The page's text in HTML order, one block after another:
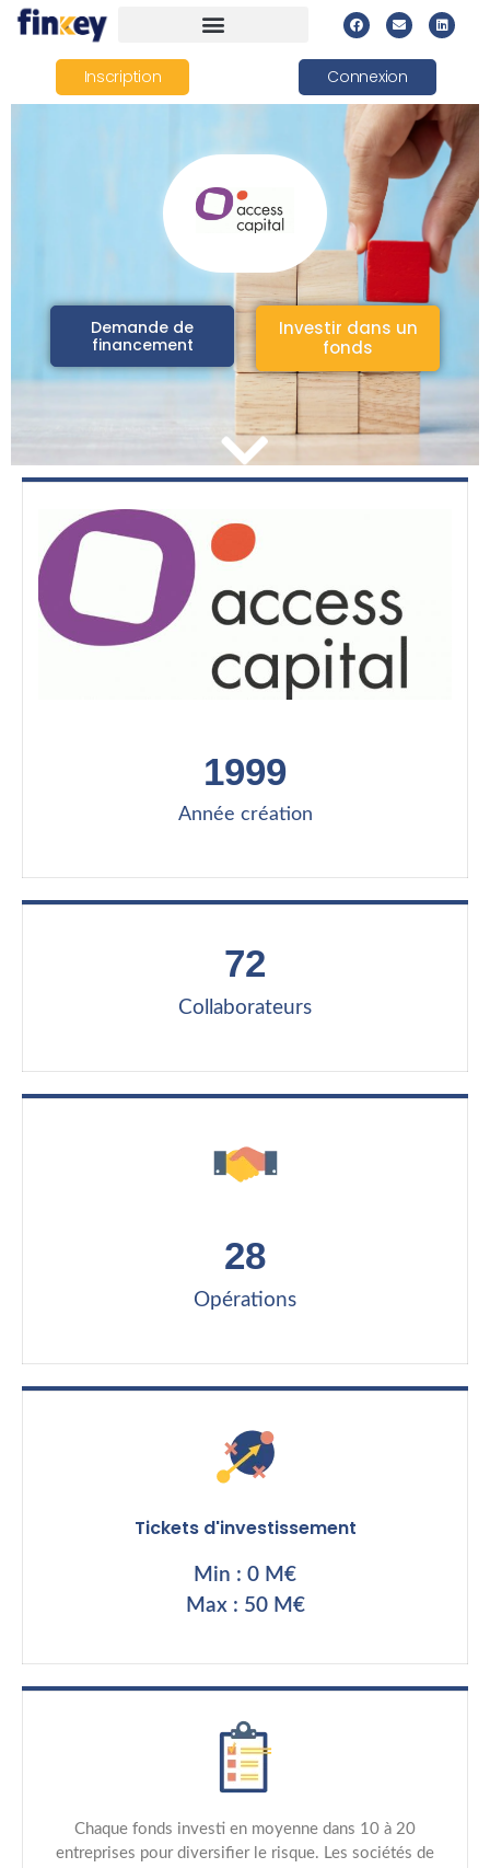
Inscription Connexion
Demande de
financement
Investir dans un
fonds
Année création
1999
Collaborateurs
72
Opérations
28
Tickets d'investissement
Min : 0 M€
Max : 50 M€
Chaque fonds investi en moyenne dans 10 à 20
entreprises pour diversifier le risque. Les sociétés de